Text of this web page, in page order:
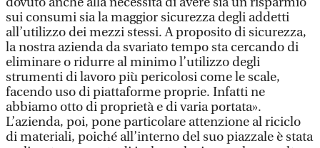
sui consumi sia la maggior sicurezza degli addetti
all’utilizzo dei mezzi stessi. A proposito di sicurezza,
la nostra azienda da svariato tempo sta cercando di
eliminare o ridurre al minimo l’utilizzo degli
strumenti di lavoro più pericolosi come le scale,
facendo uso di piattaforme proprie. Infatti ne
abbiamo otto di proprietà e di varia portata».
L’azienda, poi, pone particolare attenzione al riciclo
di materiali, poiché all’interno del suo piazzale è stata